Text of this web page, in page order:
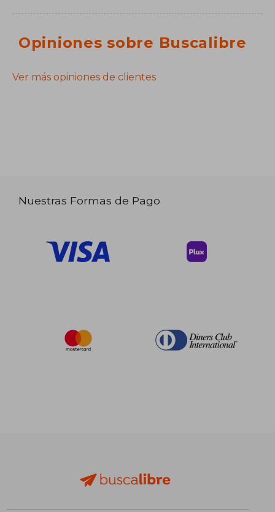
Opiniones sobre Buscalibre
Ver más opiniones de clientes
Nuestras Formas de Pago